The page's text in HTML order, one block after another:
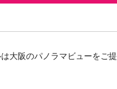
大阪のパノラマビューをご提